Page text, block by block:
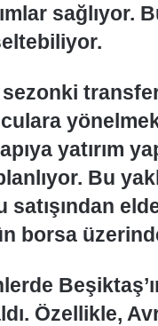
sağlıyor.
sezonki
yatırım
Bu
satışından
borsa
Özellikle,